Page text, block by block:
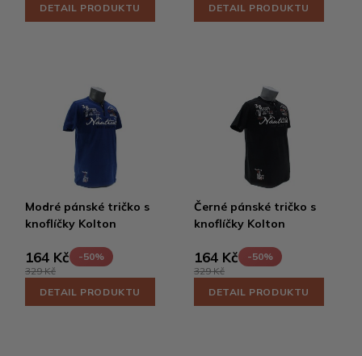
DETAIL PRODUKTU
DETAIL PRODUKTU
Modré pánské tričko s
knoflíčky Kolton
164 Kč
-50%
329 Kč
DETAIL PRODUKTU
Černé pánské tričko s
knoflíčky Kolton
164 Kč
-50%
329 Kč
DETAIL PRODUKTU